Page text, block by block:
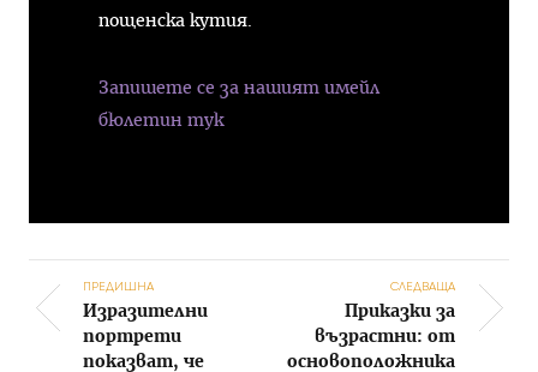
пощенска кутия.
Запишете се за нашият имейл
бюлетин тук
Post navigation
ПРЕДИШНА
Изразителни
портрети
показват, че
СЛЕДВАЩА
Приказки за
възрастни: от
основоположника